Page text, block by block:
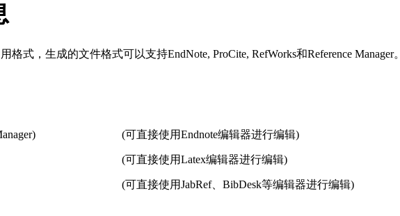
式，生成的文件格式可以支持EndNote, ProCite, RefWorks和Reference Manager。
(可直接使用Endnote编辑器进行编辑)
(可直接使用Latex编辑器进行编辑)
(可直接使用JabRef、BibDesk等编辑器进行编辑)